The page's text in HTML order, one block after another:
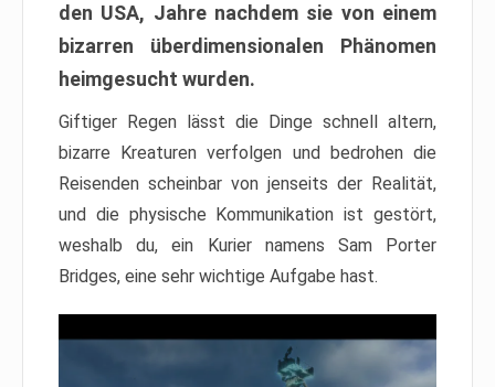
den USA, Jahre nachdem sie von einem
bizarren überdimensionalen Phänomen
heimgesucht wurden.
Giftiger Regen lässt die Dinge schnell altern,
bizarre Kreaturen verfolgen und bedrohen die
Reisenden scheinbar von jenseits der Realität,
und die physische Kommunikation ist gestört,
weshalb du, ein Kurier namens Sam Porter
Bridges, eine sehr wichtige Aufgabe hast.